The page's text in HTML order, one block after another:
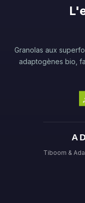
Granolas aux
adaptogènes bio,
Tiboom &